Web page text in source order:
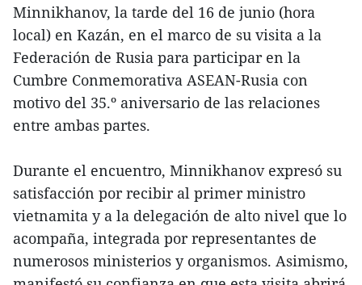
Minnikhanov, la tarde del 16 de junio (hora
local) en Kazán, en el marco de su visita a la
Federación de Rusia para participar en la
Cumbre Conmemorativa ASEAN-Rusia con
motivo del 35.º aniversario de las relaciones
entre ambas partes.
Durante el encuentro, Minnikhanov expresó su
satisfacción por recibir al primer ministro
vietnamita y a la delegación de alto nivel que lo
acompaña, integrada por representantes de
numerosos ministerios y organismos. Asimismo,